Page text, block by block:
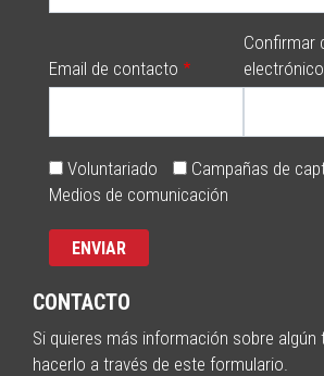
Email de contacto
Confirmar
electrónico
Voluntariado
Campañas de
Medios de comunicación
CONTACTO
Si quieres más información sobre algún
hacerlo a través de este formulario.